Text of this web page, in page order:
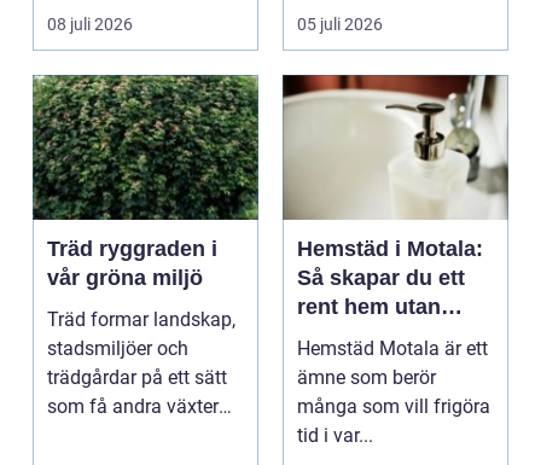
ekonomi i samma p...
08 juli 2026 05 juli 2026
Träd ryggraden i
vår gröna miljö
Träd formar landskap,
stadsmiljöer och
trädgårdar på ett sätt
som få andra växter
Hemstäd i Motala:
Så skapar du ett
rent hem utan
stress
Hemstäd Motala är ett
ämne som berör
många som vill frigöra
tid i var...